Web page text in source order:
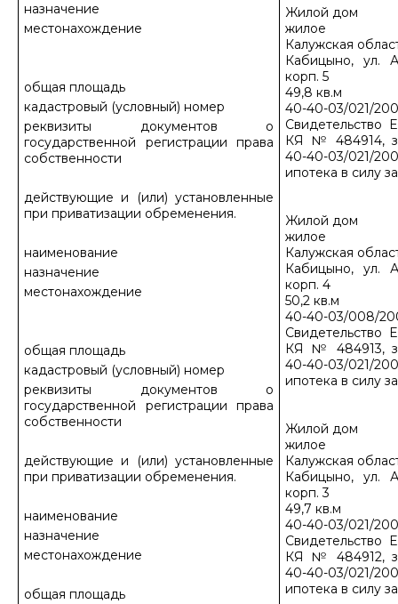
назначение
местонахождение
общая площадь
кадастровый (условный) номер
реквизиты документов о
государственной регистрации права
собственности
действующие и (или) установленные
при приватизации обременения.
наименование
назначение
местонахождение
общая площадь
кадастровый (условный) номер
реквизиты документов о
государственной регистрации права
собственности
действующие и (или) установленные
при приватизации обременения.
наименование
назначение
местонахождение
общая площадь
Жилой дом
жилое
Калужская
Кабицыно, ул.
корп. 5
49,8 кв.м
40-40-03/021/
Свидетельство
КЯ № 484914,
40-40-03/021/
ипотека в силу
Жилой дом
жилое
Калужская
Кабицыно, ул.
корп. 4
50,2 кв.м
40-40-03/008/
Свидетельство
КЯ № 484913,
40-40-03/021/
ипотека в силу
Жилой дом
жилое
Калужская
Кабицыно, ул.
корп. 3
49,7 кв.м
40-40-03/021/
Свидетельство
КЯ № 484912,
40-40-03/021/
ипотека в силу